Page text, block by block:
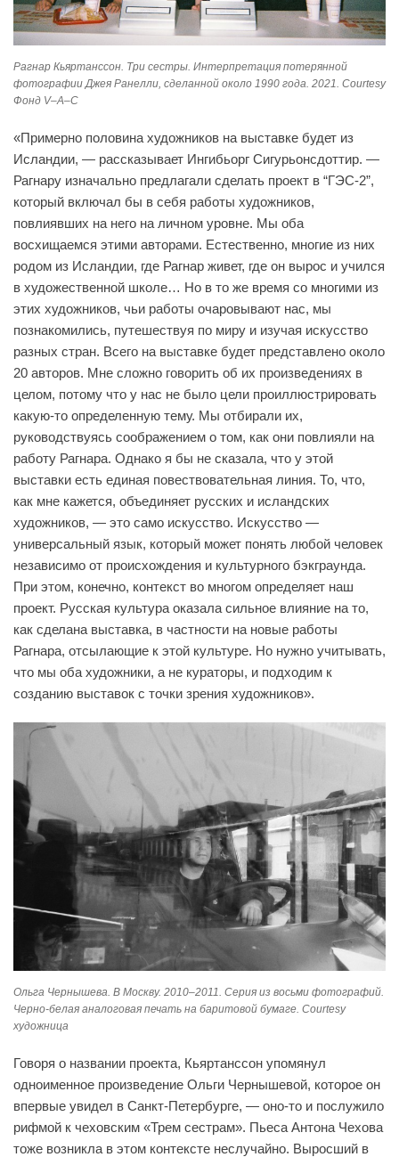
Рагнар Кьяртанссон. Три сестры. Интерпретация потерянной
фотографии Джея Ранелли, сделанной около 1990 года. 2021. Courtesy
Фонд V–A–C
«Примерно половина художников на выставке будет из
Исландии, — рассказывает Ингибьорг Сигурьонсдоттир. —
Рагнару изначально предлагали сделать проект в “ГЭС-2”,
который включал бы в себя работы художников,
повлиявших на него на личном уровне. Мы оба
восхищаемся этими авторами. Естественно, многие из них
родом из Исландии, где Рагнар живет, где он вырос и учился
в художественной школе… Но в то же время со многими из
этих художников, чьи работы очаровывают нас, мы
познакомились, путешествуя по миру и изучая искусство
разных стран. Всего на выставке будет представлено около
20 авторов. Мне сложно говорить об их произведениях в
целом, потому что у нас не было цели проиллюстрировать
какую-то определенную тему. Мы отбирали их,
руководствуясь соображением о том, как они повлияли на
работу Рагнара. Однако я бы не сказала, что у этой
выставки есть единая повествовательная линия. То, что,
как мне кажется, объединяет русских и исландских
художников, — это само искусство. Искусство —
универсальный язык, который может понять любой человек
независимо от происхождения и культурного бэкграунда.
При этом, конечно, контекст во многом определяет наш
проект. Русская культура оказала сильное влияние на то,
как сделана выставка, в частности на новые работы
Рагнара, отсылающие к этой культуре. Но нужно учитывать,
что мы оба художники, а не кураторы, и подходим к
созданию выставок с точки зрения художников».
Ольга Чернышева. В Москву. 2010–2011. Серия из восьми фотографий.
Черно-белая аналоговая печать на баритовой бумаге. Courtesy
художница
Говоря о названии проекта, Кьяртанссон упомянул
одноименное произведение Ольги Чернышевой, которое он
впервые увидел в Санкт-Петербурге, — оно-то и послужило
рифмой к чеховским «Трем сестрам». Пьеса Антона Чехова
тоже возникла в этом контексте неслучайно. Выросший в